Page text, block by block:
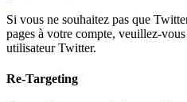
Si vous ne souhaitez pas que
pages à votre compte, veuillez-
utilisateur Twitter.
Re-Targeting